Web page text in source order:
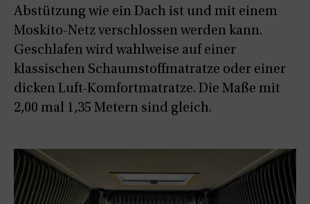
Abstützung wie ein Dach ist und mit einem
Moskito-Netz verschlossen werden kann.
Geschlafen wird wahlweise auf einer
klassischen Schaumstoffmatratze oder einer
dicken Luft-Komfortmatratze. Die Maße mit
2,00 mal 1,35 Metern sind gleich.